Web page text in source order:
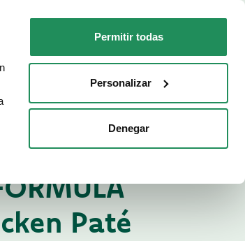
Permitir todas
Personalizar
Denegar
Contactos ES
DÓNDE COMPRAR
Paté